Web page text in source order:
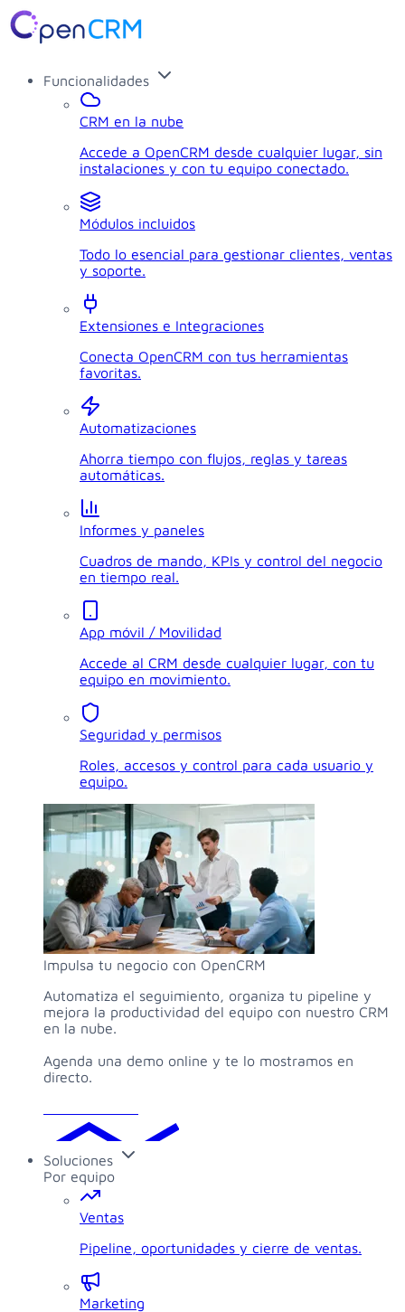
Funcionalidades
CRM en la nube
Accede a OpenCRM desde cualquier lugar, sin
instalaciones y con tu equipo conectado.
Módulos incluidos
Todo lo esencial para gestionar clientes, ventas
y soporte.
Extensiones e Integraciones
Conecta OpenCRM con tus herramientas
favoritas.
Automatizaciones
Ahorra tiempo con flujos, reglas y tareas
automáticas.
Informes y paneles
Cuadros de mando, KPIs y control del negocio
en tiempo real.
App móvil / Movilidad
Accede al CRM desde cualquier lugar, con tu
equipo en movimiento.
Seguridad y permisos
Roles, accesos y control para cada usuario y
equipo.
Impulsa tu negocio con OpenCRM
Automatiza el seguimiento, organiza tu pipeline y
mejora la productividad del equipo con nuestro CRM
en la nube.
Agenda una demo online y te lo mostramos en
directo.
Soluciones
Por equipo
Ventas
Pipeline, oportunidades y cierre de ventas.
Marketing